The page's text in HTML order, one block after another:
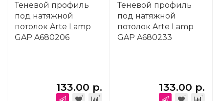
Теневой профиль
под натяжной
потолок Arte Lamp
GAP A680206
133.00 р.
Теневой профиль
под натяжной
потолок Arte Lamp
GAP A680233
133.00 р.